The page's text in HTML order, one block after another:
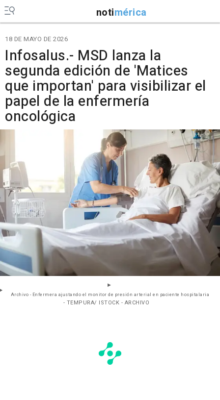
notimérica
18 DE MAYO DE 2026
Infosalus.- MSD lanza la
segunda edición de 'Matices
que importan' para visibilizar el
papel de la enfermería
oncológica
Archivo - Enfermera ajustando el monitor de presión arterial en paciente hospitalaria
- TEMPURA/ ISTOCK - ARCHIVO